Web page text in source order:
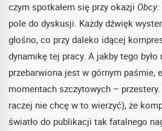
czym spotkałem się przy okazji Obcy:
pole do dyskusji. Każdy dźwięk
głośno, co przy daleko idącej
dynamikę tej pracy. A jakby tego było
przebarwiona jest w górnym paśmie,
momentach szczytowych –
raczej nie chcę w to wierzyć), że
światło do publikacji tak fatalnego